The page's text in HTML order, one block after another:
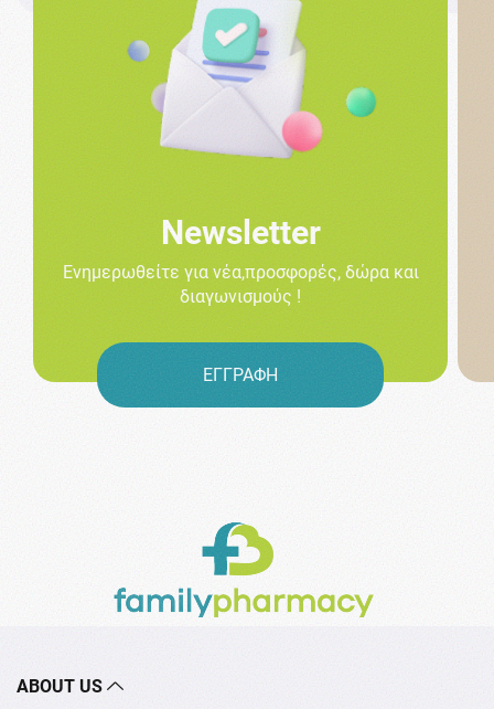
Newsletter
Ενημερωθείτε για νέα,προσφορές, δώρα και
διαγωνισμούς !
ΕΓΓΡΑΦΗ
ABOUT US